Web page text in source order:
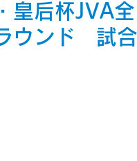
后杯JVA
ウンド 試